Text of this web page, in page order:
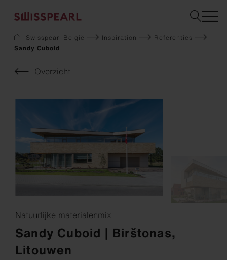
Bedrijf
Services
Inspiration
Staal bestellen
Gevel
Bouw
Swisspearl België Inspiration
Referenties
Sandy Cuboid
Overzicht
Natuurlijke materialenmix
Sandy Cuboid | Birštonas,
Litouwen